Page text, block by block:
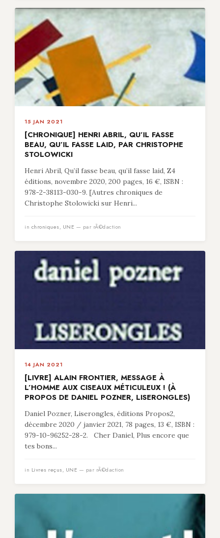
15 JAN 2021
[CHRONIQUE] HENRI ABRIL, QU’IL FASSE
BEAU, QU’IL FASSE LAID, PAR CHRISTOPHE
STOLOWICKI
Henri Abril, Qu’il fasse beau, qu’il fasse laid, Z4
éditions, novembre 2020, 200 pages, 16 €, ISBN :
978-2-38113-030-9. [Autres chroniques de
Christophe Stolowicki sur Henri...
in chroniques, UNE — par rÃ©daction
14 JAN 2021
[LIVRE] ALAIN FRONTIER, MESSAGE À
L’HOMME AUX CISEAUX MÉTICULEUX ! (À
PROPOS DE DANIEL POZNER, LISERONGLES)
Daniel Pozner, Liserongles, éditions Propos2,
décembre 2020 / janvier 2021, 78 pages, 13 €, ISBN :
979-10-96252-28-2. Cher Daniel, Plus encore que
tes bons...
in Livres reçus, UNE — par rÃ©daction